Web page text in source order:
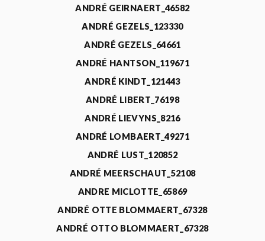
ANDRÉ GEIRNAERT_46582
ANDRÉ GEZELS_123330
ANDRÉ GEZELS_64661
ANDRÉ HANTSON_119671
ANDRÉ KINDT_121443
ANDRÉ LIBERT_76198
ANDRÉ LIEVYNS_8216
ANDRÉ LOMBAERT_49271
ANDRÉ LUST_120852
ANDRÉ MEERSCHAUT_52108
ANDRE MICLOTTE_65869
ANDRÉ OTTE BLOMMAERT_67328
ANDRÉ OTTO BLOMMAERT_67328